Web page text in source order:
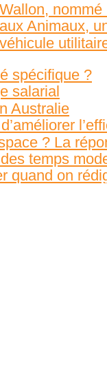
Animaux,
spécifique ?
salarial
Australie
? La
temps
quand on